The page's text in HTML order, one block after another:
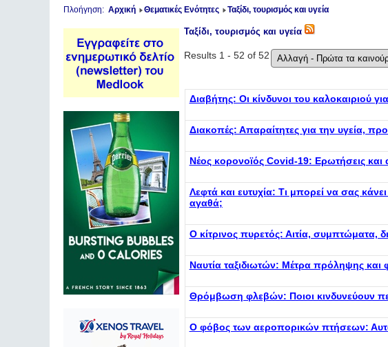
Πλοήγηση: Αρχική Θεματικές Ενότητες Ταξίδι, τουρισμός και υγεία
Ταξίδι, τουρισμός και υγεία
Results 1 - 52 of 52
Διαβήτης: Οι κίνδυνοι του καλοκαιριού
Διακοπές: Απαραίτητες για την υγεία,
Νέος κορονοϊός Covid-19: Ερωτήσεις και
Λεφτά και ευτυχία: Τι μπορεί να σας
αγαθά;
Ο κίτρινος πυρετός: Αιτία,
Ναυτία ταξιδιωτών: Μέτρα πρόληψης και
Θρόμβωση φλεβών: Ποιοι κινδυνεύουν
Ο φόβος των αεροπορικών πτήσεων: